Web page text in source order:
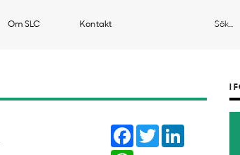
Om SLC Kontakt Sök
Facebook
Twitter
I